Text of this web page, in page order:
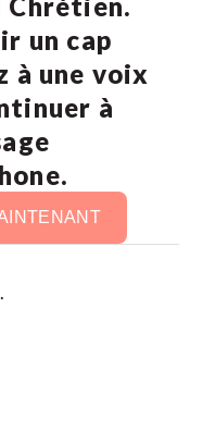
un cap
à une voix
à